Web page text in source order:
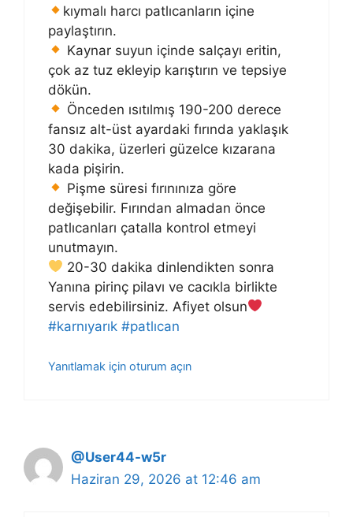
kıymalı harcı patlıcanların içine
paylaştırın.
Kaynar suyun içinde salçayı eritin,
çok az tuz ekleyip karıştırın ve tepsiye
dökün.
Önceden ısıtılmış 190-200 derece
fansız alt-üst ayardaki fırında yaklaşık
30 dakika, üzerleri güzelce kızarana
kada pişirin.
Pişme süresi fırınınıza göre
değişebilir. Fırından almadan önce
patlıcanları çatalla kontrol etmeyi
unutmayın.
20-30 dakika dinlendikten sonra
Yanına pirinç pilavı ve cacıkla birlikte
servis edebilirsiniz. Afiyet olsun
#karnıyarık #patlıcan
Yanıtlamak için oturum açın
@User44-w5r
Haziran 29, 2026 at 12:46 am